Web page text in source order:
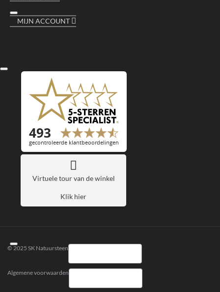
MIJN ACCOUNT
Virtuele tour van de winkel
Klik hier
© 2025 SK Natuursteen
Algemene voorwaarden